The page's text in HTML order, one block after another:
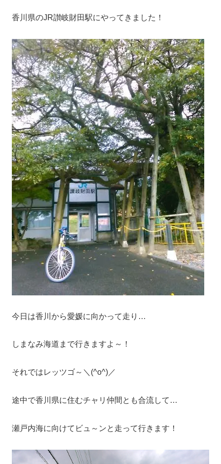
香川県のJR讃岐財田駅にやってきました！
今日は香川から愛媛に向かって走り…
しまなみ海道まで行きますよ～！
それではレッツゴ～＼(^o^)／
途中で香川県に住むチャリ仲間とも合流して…
瀬戸内海に向けてビュ～ンと走って行きます！